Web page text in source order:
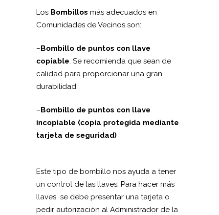
Los Bombillos más adecuados en
Comunidades de Vecinos son:
–Bombillo de puntos con llave
copiable. Se recomienda que sean de
calidad para proporcionar una gran
durabilidad.
–Bombillo de puntos con llave
incopiable (copia protegida mediante
tarjeta de seguridad)
Este tipo de bombillo nos ayuda a tener
un control de las llaves. Para hacer más
llaves se debe presentar una tarjeta o
pedir autorización al Administrador de la